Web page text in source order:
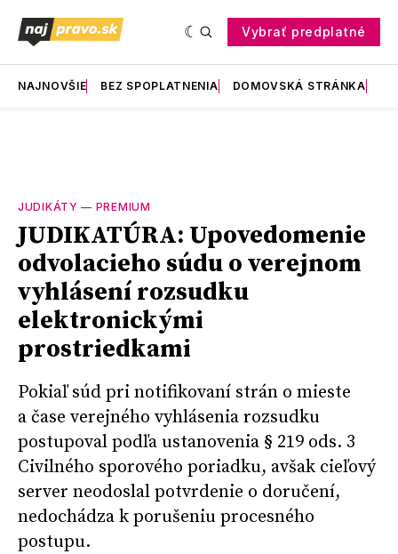
Vybrať predplatné
NAJNOVŠIE BEZ SPOPLATNENIA DOMOVSKÁ STRÁNKA
JUDIKÁTY — PREMIUM
JUDIKATÚRA: Upovedomenie
odvolacieho súdu o verejnom
vyhlásení rozsudku
elektronickými
prostriedkami
Pokiaľ súd pri notifikovaní strán o mieste
a čase verejného vyhlásenia rozsudku
postupoval podľa ustanovenia § 219 ods. 3
Civilného sporového poriadku, avšak cieľový
server neodoslal potvrdenie o doručení,
nedochádza k porušeniu procesného
postupu.